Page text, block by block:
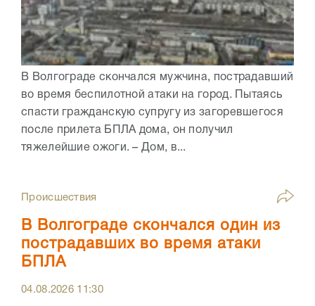
В Волгограде скончался мужчина, пострадавший
во время беспилотной атаки на город. Пытаясь
спасти гражданскую супругу из загоревшегося
после прилета БПЛА дома, он получил
тяжелейшие ожоги. – Дом, в...
Происшествия
В Волгограде скончался один из
пострадавших во время атаки
БПЛА
04.08.2026 11:30